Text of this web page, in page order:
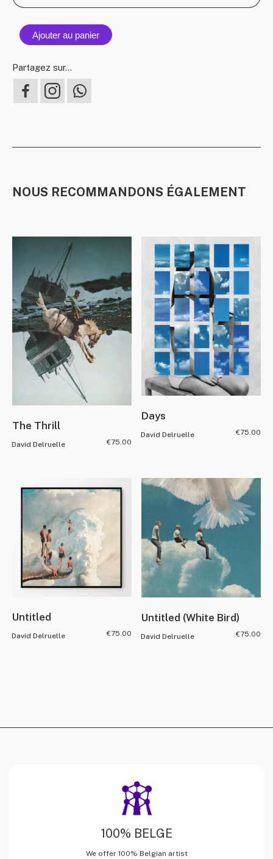
Ajouter au panier
Partagez sur...
NOUS RECOMMANDONS ÉGALEMENT
The Thrill
David Delruelle €75.00
Days
David Delruelle €75.00
Untitled
David Delruelle €75.00
Untitled (White Bird)
David Delruelle €75.00
100% BELGE
We offer 100% Belgian artist